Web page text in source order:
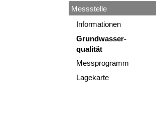
Messstelle
Informationen
Grundwasser-
qualität
Messprogramm
Lagekarte